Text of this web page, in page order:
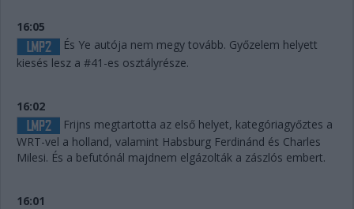
16:05
És Ye autója nem megy tovább. Győzelem helyett
kiesés lesz a #41-es osztályrésze.
16:02
Frijns megtartotta az első helyet, kategóriagyőztes a
WRT-vel a holland, valamint Habsburg Ferdinánd és Charles
Milesi. És a befutónál majdnem elgázolták a zászlós embert.
16:01